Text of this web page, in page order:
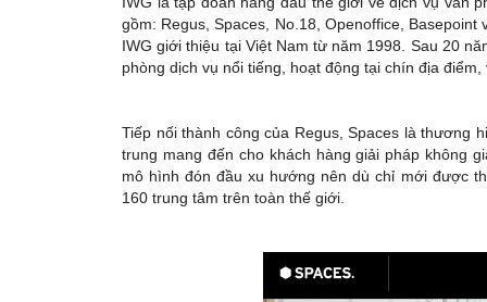
gồm: Regus, Spaces, No.18, Openoffice,
IWG giới thiệu tại Việt Nam từ năm 1998. Sau 20
phòng dịch vụ nổi tiếng, hoạt động tại chín địa
Tiếp nối thành công của Regus, Spaces là thương
trung mang đến cho khách hàng giải pháp không
mô hình đón đầu xu hướng nên dù chỉ mới được
160 trung tâm trên toàn thế giới.